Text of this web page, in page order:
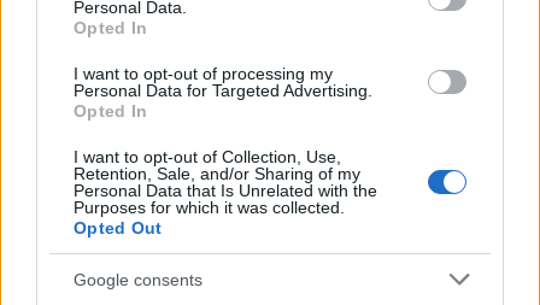
Personal Data.
Opted In
I want to opt-out of processing my
Personal Data for Targeted Advertising.
Opted In
I want to opt-out of Collection, Use,
Retention, Sale, and/or Sharing of my
Personal Data that Is Unrelated with the
Purposes for which it was collected.
Opted Out
Google consents
Τουρκία και Πακιστάν - Υπέγραψαν κοινό
αμυντικό σύμφωνο
07.08.2026